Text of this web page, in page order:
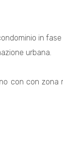
in
urbana.
con con zona